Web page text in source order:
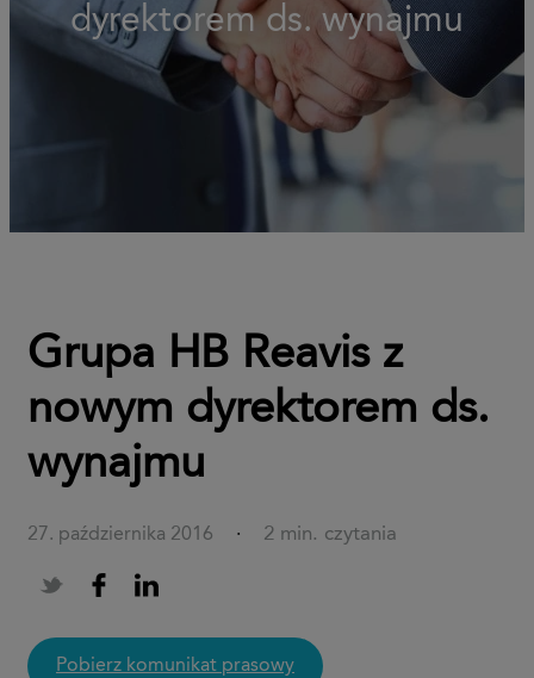
dyrektorem ds. wynajmu
Grupa HB Reavis z
nowym dyrektorem ds.
wynajmu
27. października 2016 · 2 min. czytania
pobierz komunikat prasowy